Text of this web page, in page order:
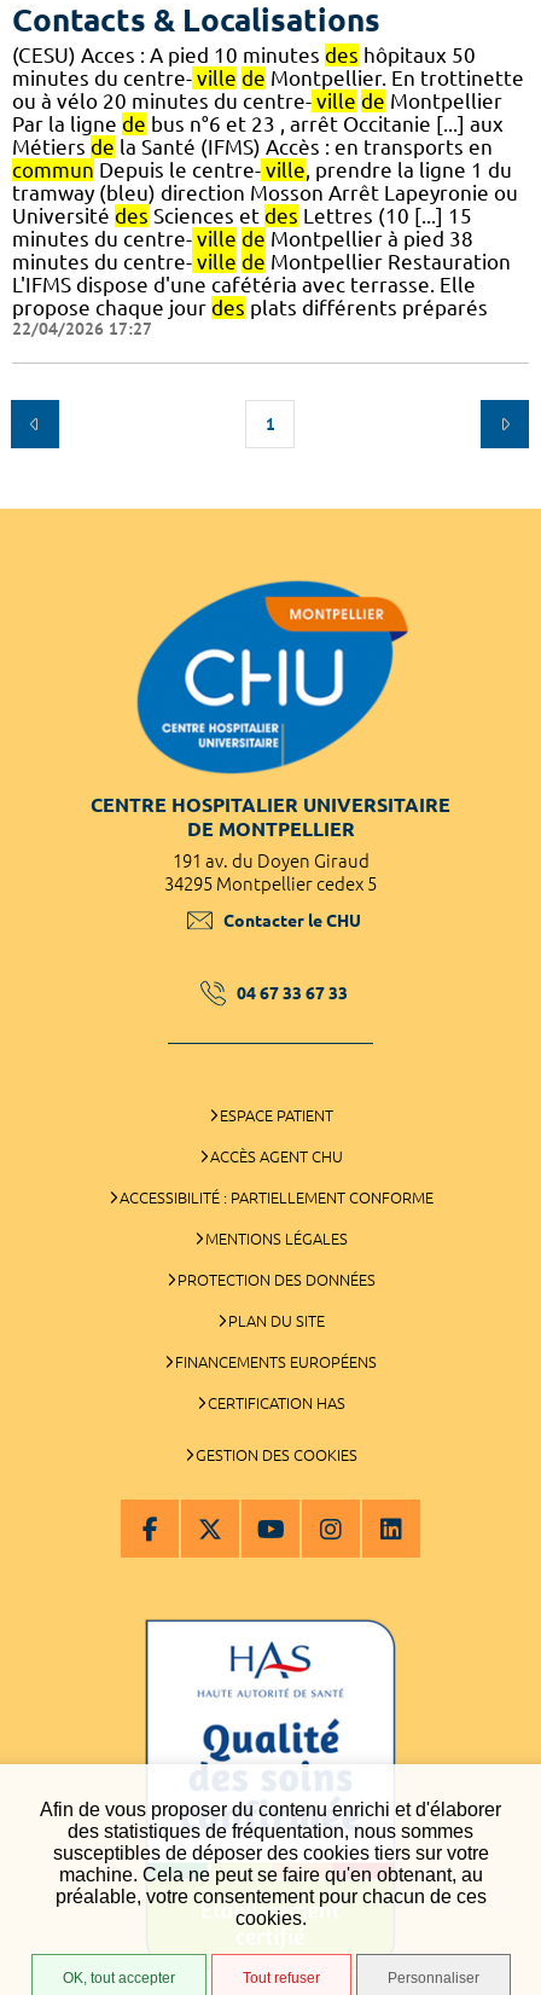
Afin de vous proposer du contenu enrichi et d'élaborer
des statistiques de fréquentation, nous sommes
susceptibles de déposer des cookies tiers sur votre
machine. Cela ne peut se faire qu'en obtenant, au
préalable, votre consentement pour chacun de ces
cookies.
OK, tout accepter Tout refuser Personnaliser
Contacts & Localisations
(CESU) Acces : A pied 10 minutes des hôpitaux 50
minutes du centre- ville de Montpellier. En trottinette
ou à vélo 20 minutes du centre- ville de Montpellier
Par la ligne de bus n°6 et 23 , arrêt Occitanie [...] aux
Métiers de la Santé (IFMS) Accès : en transports en
commun Depuis le centre- ville , prendre la ligne 1 du
tramway (bleu) direction Mosson Arrêt Lapeyronie ou
Université des Sciences et des Lettres (10 [...] 15
minutes du centre- ville de Montpellier à pied 38
minutes du centre- ville de Montpellier Restauration
L'IFMS dispose d'une cafétéria avec terrasse. Elle
propose chaque jour des plats différents préparés
22/04/2026 17:27
1
CENTRE HOSPITALIER UNIVERSITAIRE
DE MONTPELLIER
191 av. du Doyen Giraud
34295 Montpellier cedex 5
Contacter le CHU
04 67 33 67 33
ESPACE PATIENT
ACCÈS AGENT CHU
ACCESSIBILITÉ : PARTIELLEMENT CONFORME
MENTIONS LÉGALES
PROTECTION DES DONNÉES
PLAN DU SITE
FINANCEMENTS EUROPÉENS
CERTIFICATION HAS
GESTION DES COOKIES